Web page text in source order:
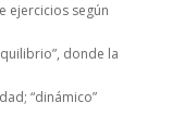
ejercicios según
donde la
“dinámico”